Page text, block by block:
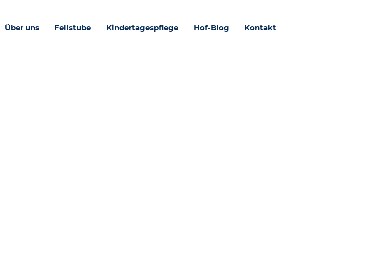
Über uns Fellstube Kindertagespflege Hof-Blog Kontakt